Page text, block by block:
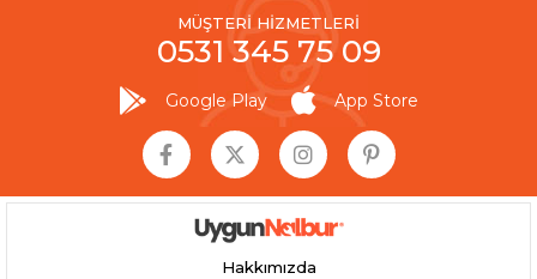
MÜŞTERİ HİZMETLERİ
0531 345 75 09
Google Play App Store
Hakkımızda